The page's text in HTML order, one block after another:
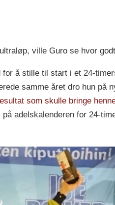
ville Guro se hvor
for å stille til start i et 24-
samme året dro hun på
som skulle bringe
adelskalenderen for 24-